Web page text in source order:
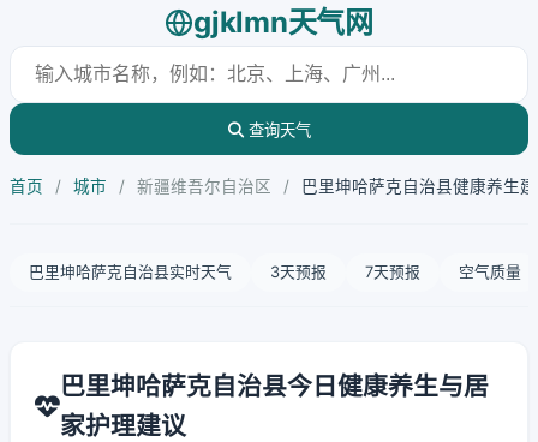
gjklmn天气网
查询天气
首页 / 城市 / 新疆维吾尔自治区 / 巴里坤哈萨克自治县健康养生
巴里坤哈萨克自治县实时天气 3天预报 7天预报 空气质量
巴里坤哈萨克自治县今日健康养生与居
家护理建议